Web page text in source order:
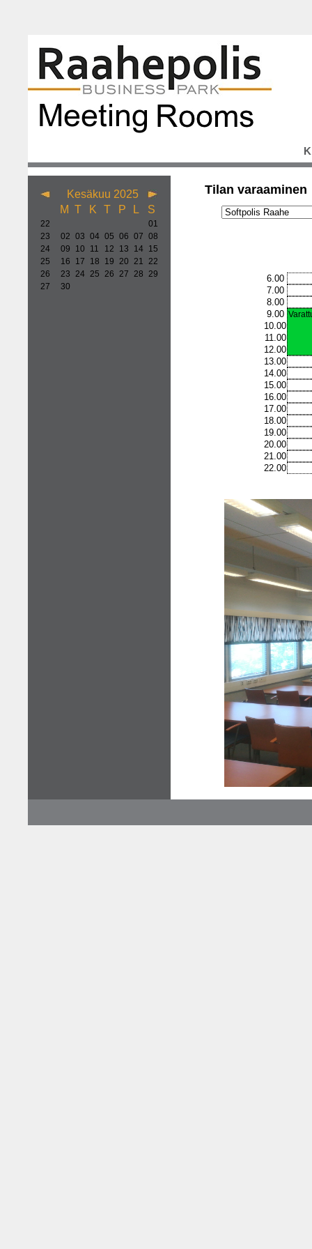
Kesäkuu 2025
M T K T P L S
22
01
23
02 03 04 05 06 07 08
24
09 10 11 12 13 14 15
25
16 17 18 19 20 21 22
26
23 24 25 26 27 28 29
27
30
Tilan varaaminen
6.00
7.00
8.00
9.00
10.00
11.00
12.00
13.00
14.00
15.00
16.00
17.00
18.00
19.00
20.00
21.00
22.00